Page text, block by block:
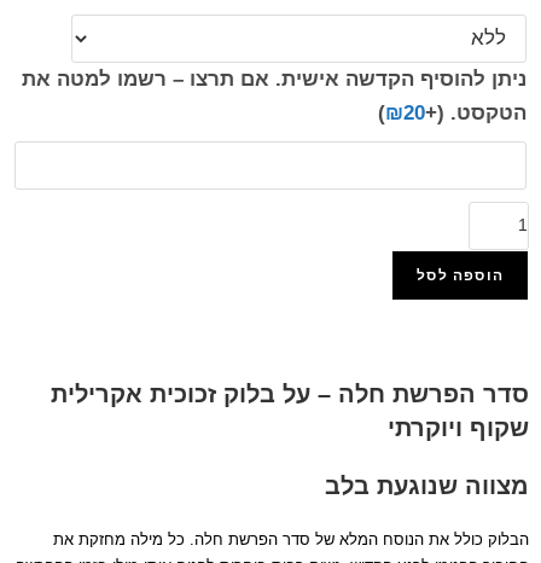
ניתן להוסיף הקדשה אישית. אם תרצו – רשמו למטה את
הטקסט. (+
₪20
)
הוספה לסל
סדר הפרשת חלה – על בלוק זכוכית אקרילית
שקוף ויוקרתי
מצווה שנוגעת בלב
הבלוק כולל את הנוסח המלא של סדר הפרשת חלה. כל מילה מחזקת את